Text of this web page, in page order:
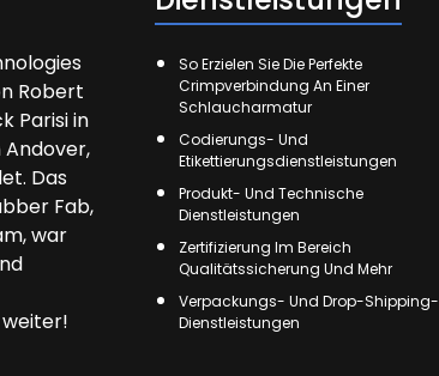
Robert
Parisi in
Andover,
Das
Fab,
war
So Erzielen Sie Die Perfekte
Crimpverbindung An Einer
Schlaucharmatur
Codierungs- Und
Etikettierungsdienstleistungen
Produkt- Und Technische
Dienstleistungen
Zertifizierung Im Bereich
Qualitätssicherung Und Mehr
Verpackungs- Und Drop-Shipping-
Dienstleistungen